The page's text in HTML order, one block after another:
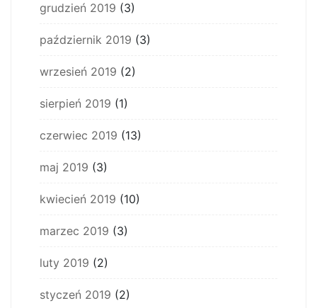
grudzień 2019 (3)
październik 2019 (3)
wrzesień 2019 (2)
sierpień 2019 (1)
czerwiec 2019 (13)
maj 2019 (3)
kwiecień 2019 (10)
marzec 2019 (3)
luty 2019 (2)
styczeń 2019 (2)